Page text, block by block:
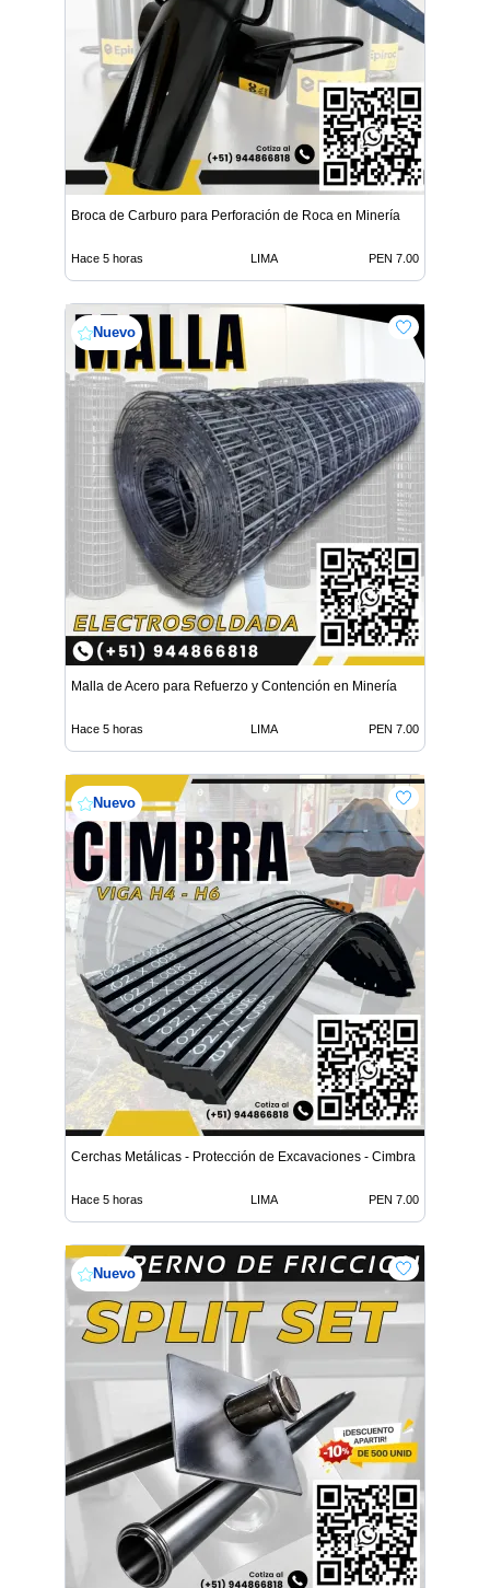
Broca de Carburo para Perforación de Roca en Minería
Hace 5 horas LIMA PEN 7.00
Nuevo
Malla de Acero para Refuerzo y Contención en Minería
Hace 5 horas LIMA PEN 7.00
Nuevo
Cerchas Metálicas - Protección de Excavaciones - Cimbra
Hace 5 horas LIMA PEN 7.00
Nuevo